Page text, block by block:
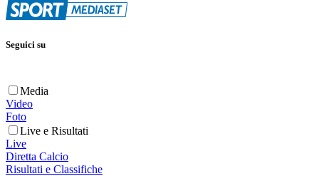
Seguici su
Media
Video
Foto
Live e Risultati
Live
Diretta Calcio
Risultati e Classifiche